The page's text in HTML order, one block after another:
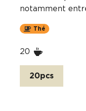
notamment
Thé
20
20pcs